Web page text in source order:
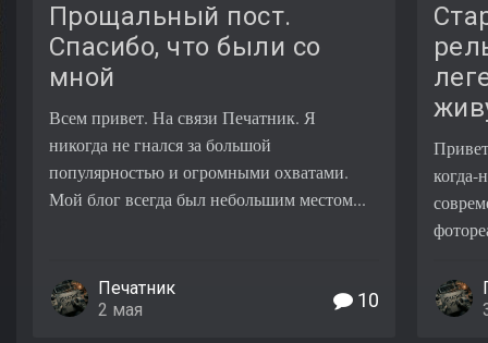
Прощальный пост.
Спасибо, что были со
мной
Всем привет. На связи Печатник. Я
никогда не гнался за большой
популярностью и огромными охватами.
Мой блог всегда был небольшим местом...
Печатник
2 мая
10
когда-